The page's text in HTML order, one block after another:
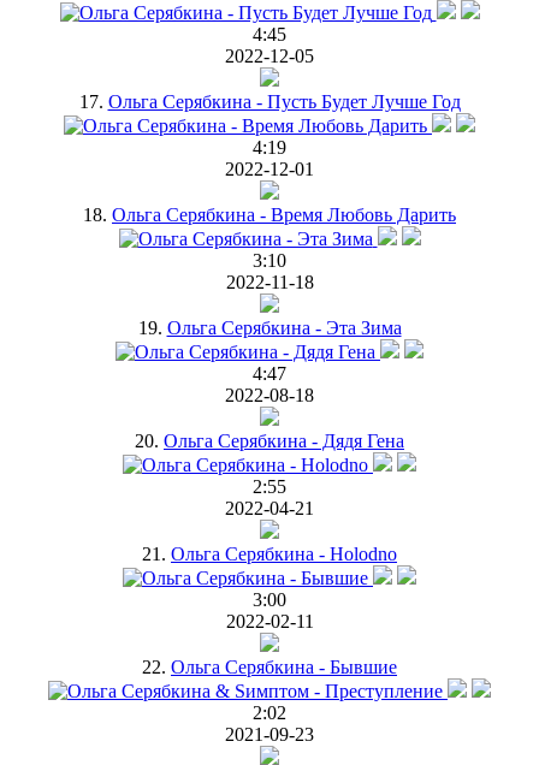
4:45
2022-12-05
17. Ольга Серябкина - Пусть Будет Лучше Год
4:19
2022-12-01
18. Ольга Серябкина - Время Любовь Дарить
3:10
2022-11-18
19. Ольга Серябкина - Эта Зима
4:47
2022-08-18
20. Ольга Серябкина - Дядя Гена
2:55
2022-04-21
21. Ольга Серябкина - Holodno
3:00
2022-02-11
22. Ольга Серябкина - Бывшие
2:02
2021-09-23